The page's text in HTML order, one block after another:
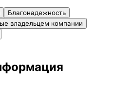
Благонадежность
владельцем компании